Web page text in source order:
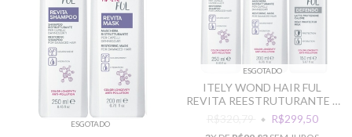
ESGOTADO
ESGOTADO
ITELY WOND HAIR FUL
REVITA REESTRUTURANTE E
PROTECAO
R$320,79 R$299,50